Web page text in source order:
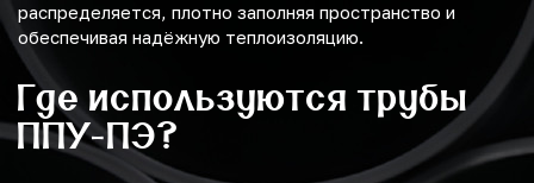
распределяется, плотно заполняя пространство и
обеспечивая надёжную теплоизоляцию.
Где используются трубы
ППУ-ПЭ?